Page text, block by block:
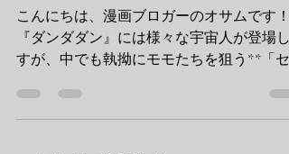
ニック まずは『喧嘩独学』の主人公、志村
光太（へたれ）。 彼の強さは「フィジカ
ル」ではなく**「知識とカウンター」**で
用して逆転するテクニックは達人級。カー
キックやタックル対策など、現実的
こんにちは、漫画ブロガーのオサムです！
『ダンダダン』には様々な宇宙人が登場し
すが、中でも執拗にモモたちを狙う**「セ
う独特な目的と、倒しても倒してもクロー
で湧いてくるしつこさが不気味ですよね。